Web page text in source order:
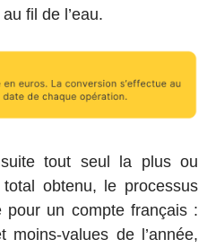
fil de l’eau.
tout seul la plus ou
obtenu, le processus
un compte français :
moins-values de l’année,